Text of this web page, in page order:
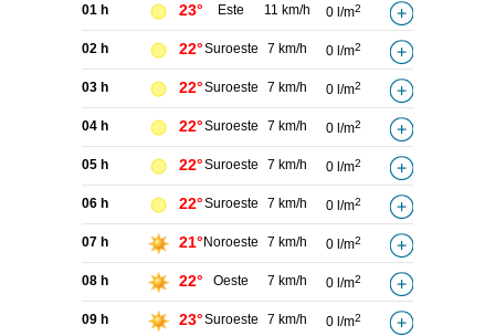
01 h 23° Este 11 km/h 0 l/m2
02 h 22°Suroeste 7 km/h 0 l/m2
03 h 22°Suroeste 7 km/h 0 l/m2
04 h 22°Suroeste 7 km/h 0 l/m2
05 h 22°Suroeste 7 km/h 0 l/m2
06 h 22°Suroeste 7 km/h 0 l/m2
07 h 21° Noroeste 7 km/h 0 l/m2
08 h 22° Oeste 7 km/h 0 l/m2
09 h 23°Suroeste 7 km/h 0 l/m2